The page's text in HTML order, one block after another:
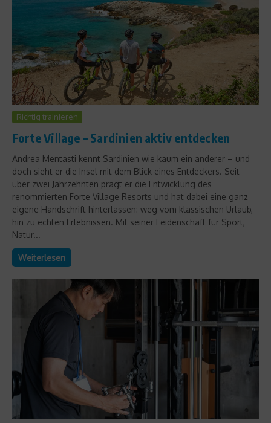
Richtig trainieren
Forte Village – Sardinien aktiv entdecken
Andrea Mentasti kennt Sardinien wie kaum ein anderer – und
doch sieht er die Insel mit dem Blick eines Entdeckers. Seit
über zwei Jahrzehnten prägt er die Entwicklung des
renommierten Forte Village Resorts und hat dabei eine ganz
eigene Handschrift hinterlassen: weg vom klassischen Urlaub,
hin zu echten Erlebnissen. Mit seiner Leidenschaft für Sport,
Natur...
Weiterlesen